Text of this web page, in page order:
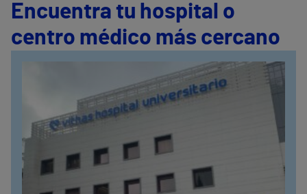
Encuentra tu hospital o
centro médico más cercano